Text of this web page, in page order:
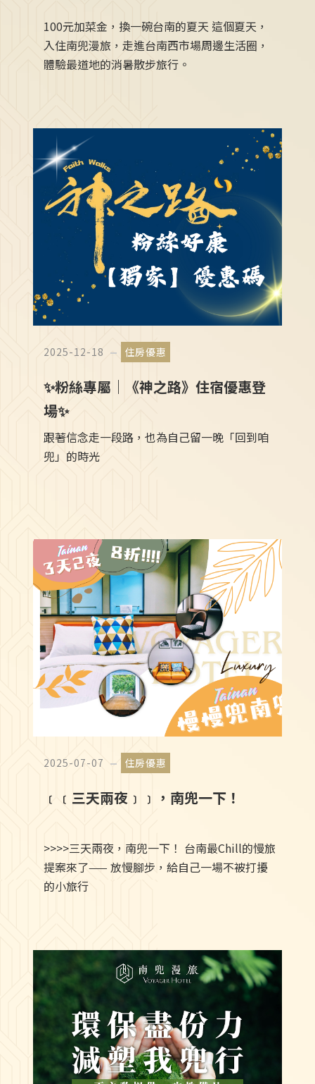
100元加菜金，換一碗台南的夏天 這個夏天，
入住南兜漫旅，走進台南西市場周邊生活圈，
體驗最道地的消暑散步旅行。
2025-12-18 住房優惠
✨粉絲專屬｜《神之路》住宿優惠登
場✨
跟著信念走一段路，也為自己留一晚「回到咱
兜」的時光
2025-07-07 住房優惠
﹝﹝三天兩夜﹞﹞，南兜一下！
>>>>三天兩夜，南兜一下！ 台南最Chill的慢旅
提案來了—— 放慢腳步，給自己一場不被打擾
的小旅行